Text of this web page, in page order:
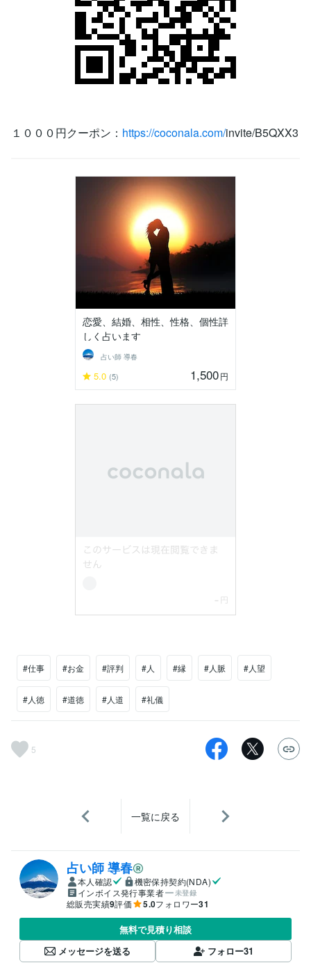
１０００円クーポン： https://coconala.com/invite/B5QXX3
恋愛、結婚、相性、性格、個性詳
しく占います
占い師 導春
5.0 (5) 1,500円
#仕事 #お金 #評判 #人 #縁 #人脈 #人望
#人徳 #道徳 #人道 #礼儀
5
一覧に戻る
占い師 導春
本人確認
機密保持契約(NDA)
インボイス発行事業者
未登録
総販売実績9評価 5.0フォロワー31
無料で見積り相談
メッセージを送る
フォロー31